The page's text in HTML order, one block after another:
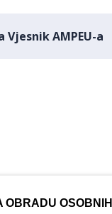
OBRADU
Vjesnik AMPEU-a